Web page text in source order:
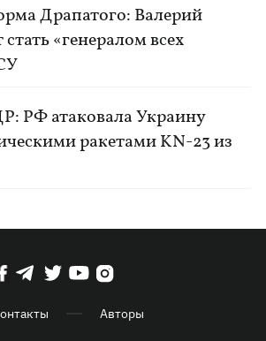
Драпатого: Валерий
«генералом всех
РФ атаковала Украину
ракетами KN-23 из
Авторы